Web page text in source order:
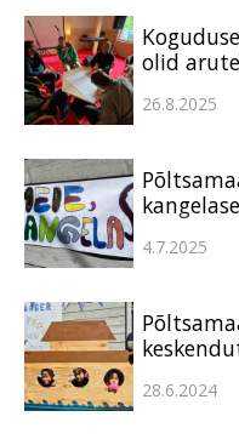
olid
26.8.2025
4.7.2025
28.6.2024